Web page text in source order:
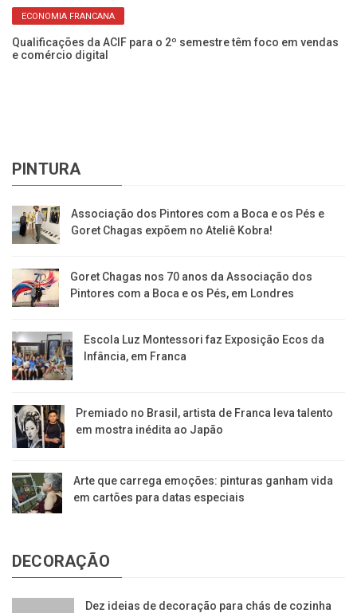
ECONOMIA FRANCANA
Qualificações da ACIF para o 2º semestre têm foco em vendas
e comércio digital
PINTURA
Associação dos Pintores com a Boca e os Pés e
Goret Chagas expõem no Ateliê Kobra!
Goret Chagas nos 70 anos da Associação dos
Pintores com a Boca e os Pés, em Londres
Escola Luz Montessori faz Exposição Ecos da
Infância, em Franca
Premiado no Brasil, artista de Franca leva talento
em mostra inédita ao Japão
Arte que carrega emoções: pinturas ganham vida
em cartões para datas especiais
DECORAÇÃO
Dez ideias de decoração para chás de cozinha